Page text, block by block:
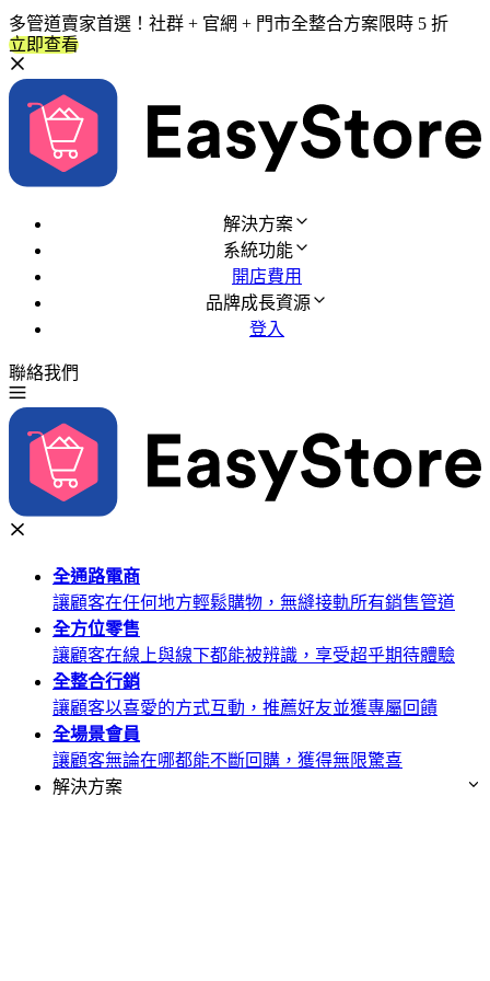
多管道賣家首選！社群 + 官網 + 門市全整合方案限時 5 折
立即查看
解決方案
系統功能
開店費用
品牌成長資源
登入
聯絡我們
全通路電商
讓顧客在任何地方輕鬆購物，無縫接軌所有銷售管道
全方位零售
讓顧客在線上與線下都能被辨識，享受超乎期待體驗
全整合行銷
讓顧客以喜愛的方式互動，推薦好友並獲專屬回饋
全場景會員
讓顧客無論在哪都能不斷回購，獲得無限驚喜
解決方案